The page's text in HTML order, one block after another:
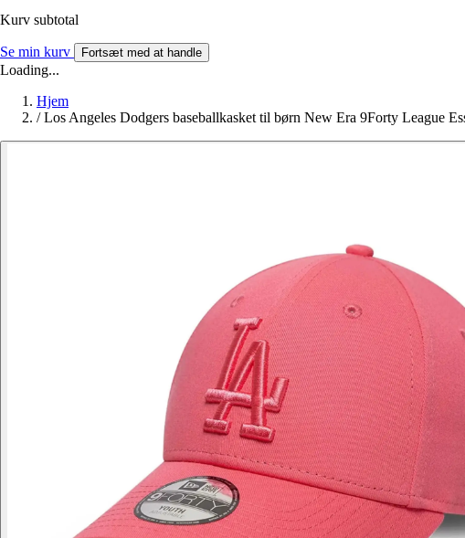
Kurv subtotal
Se min kurv Fortsæt med at handle
Loading...
Hjem
/ Los Angeles Dodgers baseballkasket til børn New Era 9Forty League